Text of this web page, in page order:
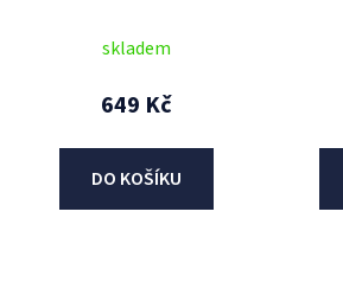
Pinlock®, CASSIDA (čirý)
skladem
649 Kč
DO KOŠÍKU